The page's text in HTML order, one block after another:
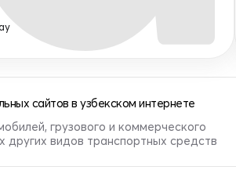
сайтов в узбекском интернете
грузового и коммерческого
других видов транспортных средств